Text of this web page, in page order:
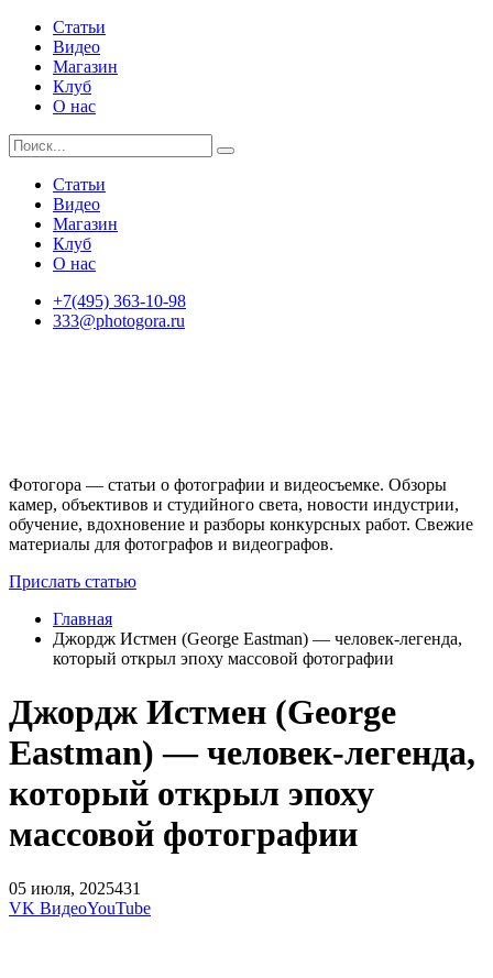
Статьи
Видео
Магазин
Клуб
О нас
Статьи
Видео
Магазин
Клуб
О нас
+7(495) 363-10-98
333@photogora.ru
Фотогора — статьи о фотографии и видеосъемке. Обзоры
камер, объективов и студийного света, новости индустрии,
обучение, вдохновение и разборы конкурсных работ. Свежие
материалы для фотографов и видеографов.
Прислать статью
Главная
Джордж Истмен (George Eastman) — человек-легенда,
который открыл эпоху массовой фотографии
Джордж Истмен (George
Eastman) — человек-легенда,
который открыл эпоху
массовой фотографии
05 июля, 2025431
VK ВидеоYouTube